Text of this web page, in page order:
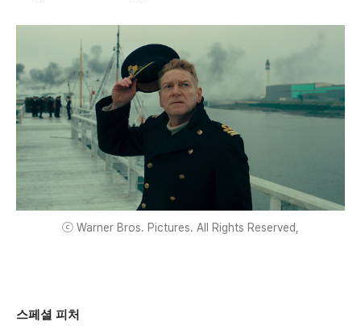
ⓒ Warner Bros. Pictures. All Rights Reserved,
스페셜 피처